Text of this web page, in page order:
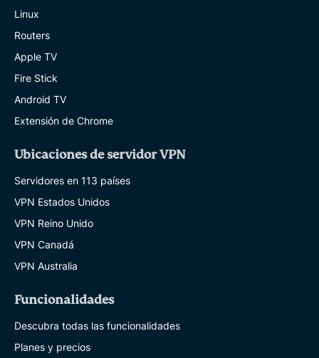
Linux
Routers
Apple TV
Fire Stick
Android TV
Extensión de Chrome
Ubicaciones de servidor VPN
Servidores en 113 países
VPN Estados Unidos
VPN Reino Unido
VPN Canadá
VPN Australia
Funcionalidades
Descubra todas las funcionalidades
Planes y precios